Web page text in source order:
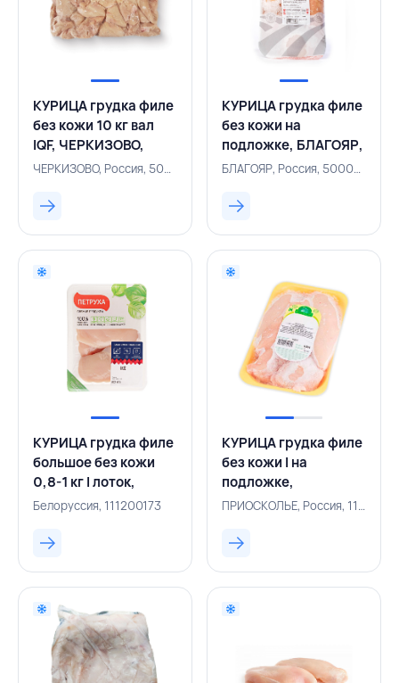
КУРИЦА грудка филе
без кожи 10 кг вал
IQF, ЧЕРКИЗОВО,
РОССИЯ
ЧЕРКИЗОВО, Россия, 500002494
КУРИЦА грудка филе
без кожи на
подложке, БЛАГОЯР,
РОССИЯ
БЛАГОЯР, Россия, 500000857
КУРИЦА грудка филе
большое без кожи
0,8-1 кг I лоток,
ПЕТРУХА, БЕЛАРУСЬ
Белоруссия, 111200173
КУРИЦА грудка филе
без кожи I на
подложке,
ПРИОСКОЛЬЕ,
ПРИОСКОЛЬЕ, Россия, 111200161